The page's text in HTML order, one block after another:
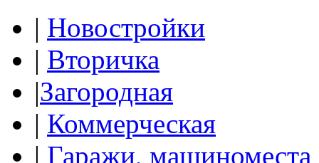
| Новостройки
| Вторичка
|Загородная
| Коммерческая
| Гаражи, машиноместа